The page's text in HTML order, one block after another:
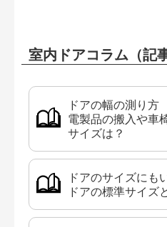
室内ドアコラム（記事
ドアの幅の測り
電製品の搬入や車
サイズは？
ドアのサイズにも
ドアの標準サイズ